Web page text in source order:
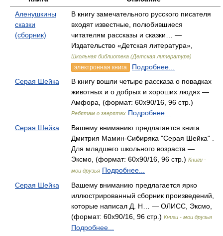
Аленушкины
сказки
(сборник)
В книгу замечательного русского писателя
входят известные, полюбившиеся
читателям рассказы и сказки… —
Издательство «Детская литература»,
Школьная библиотека (Детская литература)
электронная книга
Подробнее...
Серая Шейка
В книгу вошли четыре рассказа о повадках
животных и о добрых и хороших людях —
Амфора, (формат: 60x90/16, 96 стр.)
Ребятам о зверятах Подробнее...
Серая Шейка
Вашему вниманию предлагается книга
Дмитрия Мамин-Сибиряка "Серая Шейка" .
Для младшего школьного возраста —
Эксмо, (формат: 60x90/16, 96 стр.) Книги -
мои друзья Подробнее...
Серая Шейка
Вашему вниманию предлагается ярко
иллюстрированный сборник произведений,
которые написал Д. Н… — ОЛИСС, Эксмо,
(формат: 60x90/16, 96 стр.) Книги - мои друзья
Подробнее...